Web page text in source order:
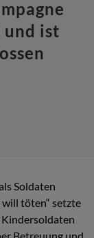
und ist
Soldaten
töten“ setzte
Kindersoldaten
Betreuung und